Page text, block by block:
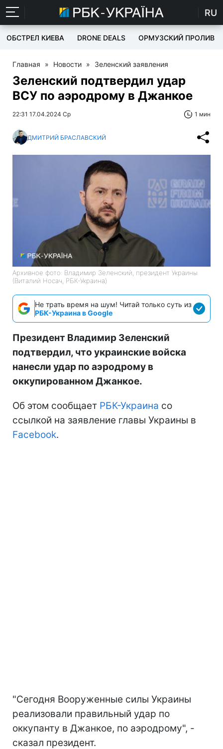
RU
ОБСТРЕЛ КИЕВА DRONE DEALS ОРМУЗСКИЙ ПРОЛИВ
Главная » Новости » Зеленский заявления
Зеленский подтвердил удар
ВСУ по аэродрому в Джанкое
22:31 17.04.2024 Ср 1 мин
ДМИТРИЙ БРАСЛАВСКИЙ
Архивное фото: Владимир Зеленский, президент Украины
(Виталий Носач, РБК-Украина)
Не трать время на шум! Читай только суть из
РБК-Украина в Google
Президент Владимир Зеленский
подтвердил, что украинские войска
нанесли удар по аэродрому в
оккупированном Джанкое.
Об этом сообщает РБК-Украина со
ссылкой на заявление главы Украины в
Facebook.
"Сегодня Вооруженные силы Украины
реализовали правильный удар по
оккупанту в Джанкое, по аэродрому", -
сказал президент.